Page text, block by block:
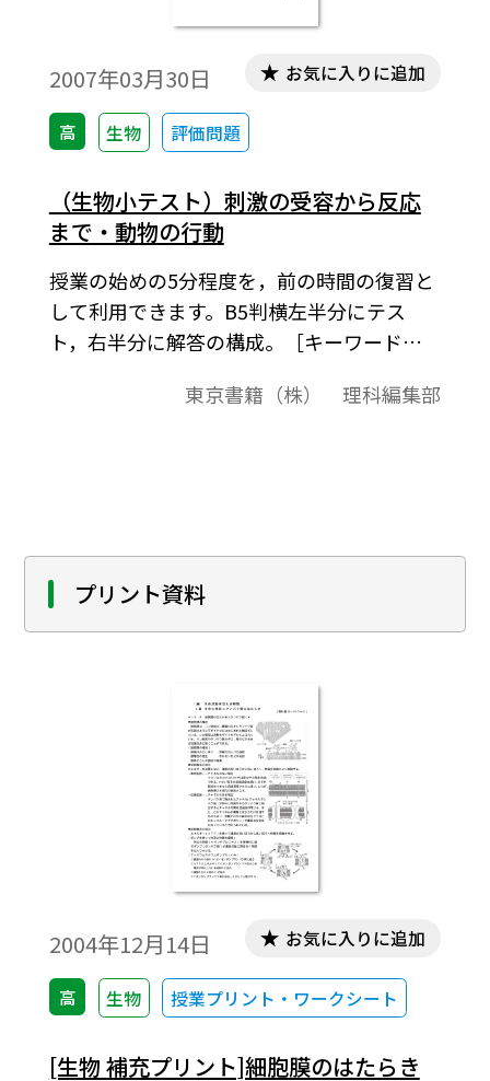
2007年03月30日
高 生物 評価問題
お気に入りに追加
（生物小テスト）刺激の受容から反応
まで・動物の行動
授業の始めの5分程度を，前の時間の復習と
して利用できます。B5判横左半分にテス
ト，右半分に解答の構成。［キーワード］
の焦点距離，毛様筋，耳小骨，脊髄の背
東京書籍（株） 理科編集部
プリント資料
2004年12月14日
高 生物 授業プリント・ワークシート
お気に入りに追加
[生物 補充プリント]細胞膜のはたらき